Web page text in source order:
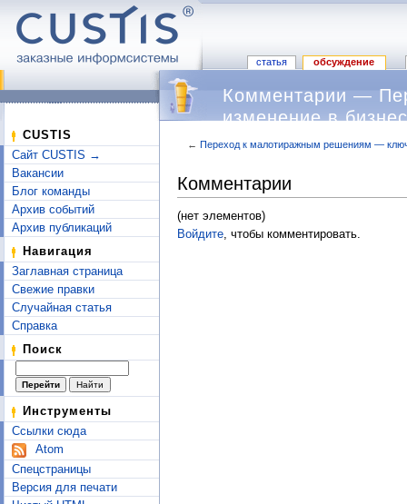
статья обсуждение
CUSTIS
Сайт CUSTIS →
Вакансии
Блог команды
Архив событий
Архив публикаций
Навигация
Заглавная страница
Свежие правки
Случайная статья
Справка
Поиск
Инструменты
Ссылки сюда
Atom
Спецстраницы
Версия для печати
Комментарии —
изменение в
← Переход к малотиражным решениям —
Комментарии
(нет элементов)
Войдите, чтобы комментировать.